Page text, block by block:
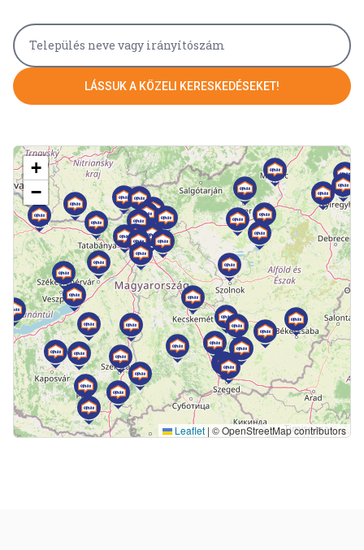
LÁSSUK A KÖZELI KERESKEDÉSEKET!
+
−
Leaflet | © OpenStreetMap contributors